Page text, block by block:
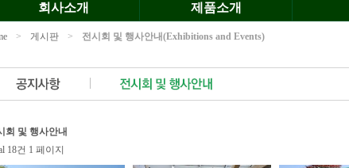
회사소개 제품소개
> 게시판 > 전시회 및 행사안내(Exhibitions and Events)
회 및 행사안내
18건 1 페이지